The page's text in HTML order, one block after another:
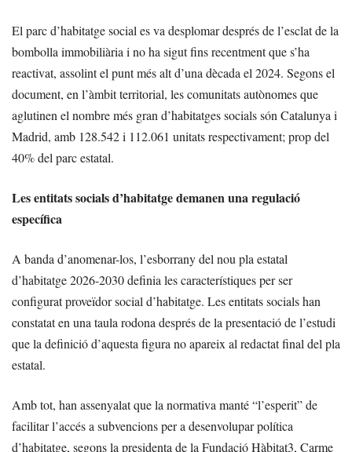
El parc d’habitatge social es va desplomar després de l’esclat de la
bombolla immobiliària i no ha sigut fins recentment que s’ha
reactivat, assolint el punt més alt d’una dècada el 2024. Segons el
document, en l’àmbit territorial, les comunitats autònomes que
aglutinen el nombre més gran d’habitatges socials són Catalunya i
Madrid, amb 128.542 i 112.061 unitats respectivament; prop del
40% del parc estatal.
Les entitats socials d’habitatge demanen una regulació
específica
A banda d’anomenar-los, l’esborrany del nou pla estatal
d’habitatge 2026-2030 definia les característiques per ser
configurat proveïdor social d’habitatge. Les entitats socials han
constatat en una taula rodona després de la presentació de l’estudi
que la definició d’aquesta figura no apareix al redactat final del pla
estatal.
Amb tot, han assenyalat que la normativa manté “l’esperit” de
facilitar l’accés a subvencions per a desenvolupar política
d’habitatge, segons la presidenta de la Fundació Hàbitat3, Carme